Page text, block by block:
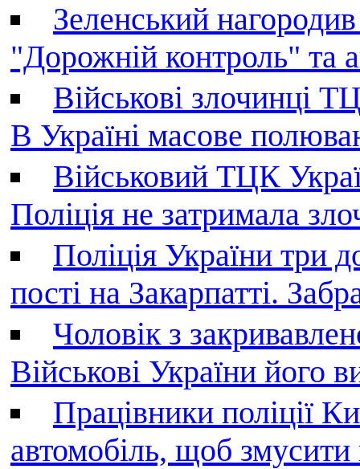
Зеленський
"Дорожній контроль" та
Військові злочинці
В Україні масове
Військовий ТЦК
Поліція не затримала
Поліція України три
пості на Закарпатті.
Чоловік з
Військові України його
Працівники поліції
автомобіль, щоб